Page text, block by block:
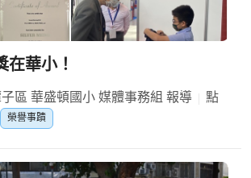
在華小！
區 華盛頓國小 媒體事務組 報導
點
榮譽事蹟